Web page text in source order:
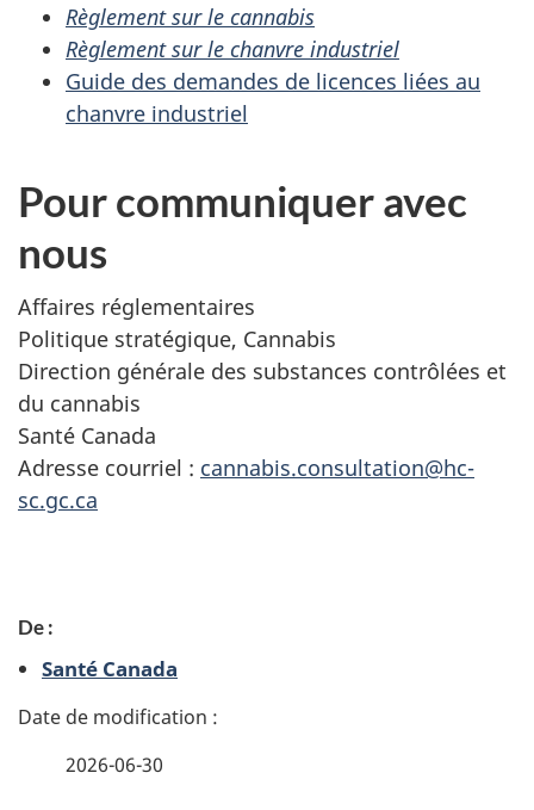
Règlement sur le cannabis
Règlement sur le chanvre industriel
Guide des demandes de licences liées au
chanvre industriel
Pour communiquer avec
nous
Affaires réglementaires
Politique stratégique, Cannabis
Direction générale des substances contrôlées et
du cannabis
Santé Canada
Adresse courriel : cannabis.consultation@hc-
sc.gc.ca
é
t
De :
Santé Canada
2026-06-30